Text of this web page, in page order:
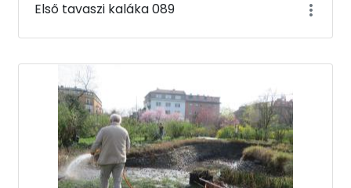
Első tavaszi kaláka 089